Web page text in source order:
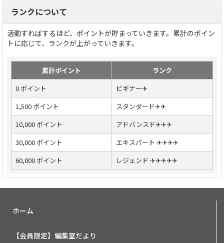
ランクについて
活動すればするほど、ポイントが貯まっていきます。累計のポイン
トに応じて、ランクが上がっていきます。
累計ポイント
ランク
0 ポイント
ビギナー✈
1,500 ポイント
スタンダード✈✈
10,000 ポイント
アドバンスド✈✈✈
30,000 ポイント
エキスパート ✈✈✈✈
60,000 ポイント
レジェンド ✈✈✈✈✈
ホーム
【会員限定】編集室だより